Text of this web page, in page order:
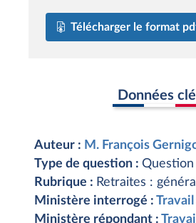
Télécharger le format
Données
Auteur : M. François
Type de question :
Rubrique : Retraites :
Ministère interrogé :
Ministère répondant :